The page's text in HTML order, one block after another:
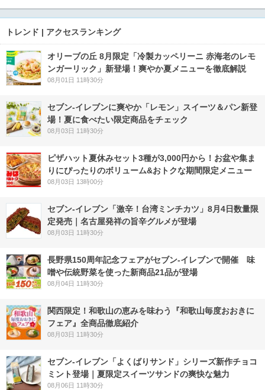
トレンド | アクセスランキング
オリーブの丘 8月限定「冷製カッペリーニ 赤海老のレモ
ンガーリック」新登場！爽やか夏メニューを徹底解説
08月01日 11時30分
セブン‐イレブンに爽やか「レモン」スイーツ＆パン新登
場！夏に食べたい限定商品をチェック
08月03日 11時30分
ピザハット夏休みセット3種が3,000円から！お盆や集ま
りにぴったりのボリューム&おトクな期間限定メニュー
08月03日 13時00分
セブン-イレブン「激辛！台湾ミンチカツ」8月4日数量限
定発売｜名古屋発祥の旨辛グルメが登場
08月03日 11時30分
長野県150周年記念フェアがセブン-イレブンで開催 味
噌や伝統野菜を使った新商品21品が登場
08月04日 11時30分
関西限定！和歌山の恵みを味わう『和歌山毎度おおきに
フェア』全商品徹底紹介
08月03日 11時30分
セブン‐イレブン「よくばりサンド」シリーズ新作チョコ
ミント登場｜夏限定スイーツサンドの爽快な魅力
08月06日 11時30分